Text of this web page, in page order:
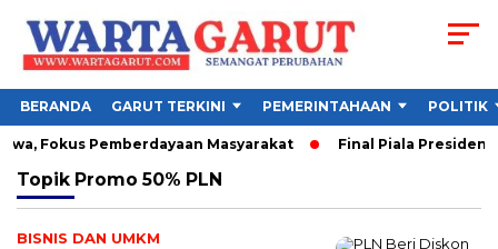
BERANDA GARUT TERKINI PEMERINTAHAAN POLITIK
Fokus Pemberdayaan Masyarakat Final Piala Presiden
Topik Promo 50% PLN
BISNIS DAN UMKM